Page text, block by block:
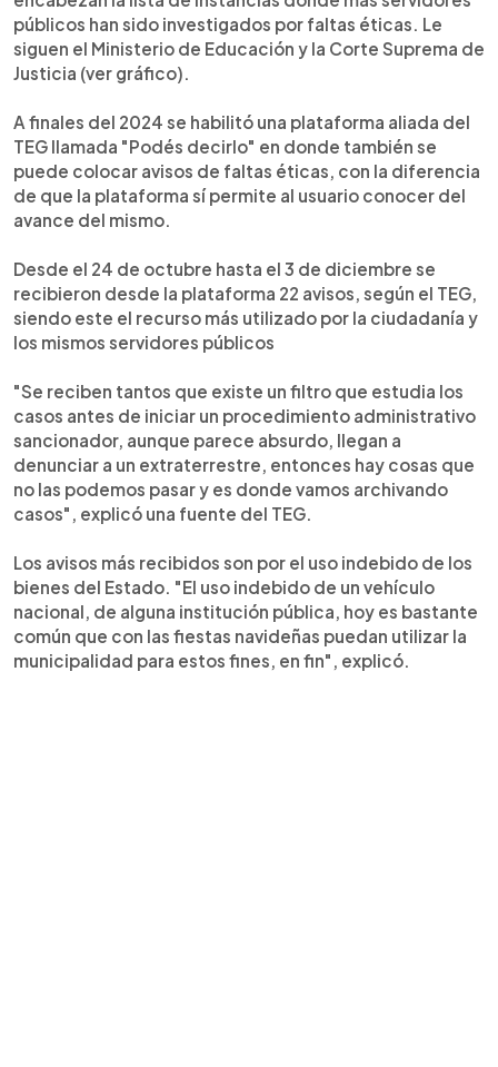
públicos han sido investigados por faltas éticas. Le
siguen el Ministerio de Educación y la Corte Suprema de
Justicia (ver gráfico).
A finales del 2024 se habilitó una plataforma aliada del
TEG llamada "Podés decirlo" en donde también se
puede colocar avisos de faltas éticas, con la diferencia
de que la plataforma sí permite al usuario conocer del
avance del mismo.
Desde el 24 de octubre hasta el 3 de diciembre se
recibieron desde la plataforma 22 avisos, según el TEG,
siendo este el recurso más utilizado por la ciudadanía y
los mismos servidores públicos
"Se reciben tantos que existe un filtro que estudia los
casos antes de iniciar un procedimiento administrativo
sancionador, aunque parece absurdo, llegan a
denunciar a un extraterrestre, entonces hay cosas que
no las podemos pasar y es donde vamos archivando
casos", explicó una fuente del TEG.
Los avisos más recibidos son por el uso indebido de los
bienes del Estado. "El uso indebido de un vehículo
nacional, de alguna institución pública, hoy es bastante
común que con las fiestas navideñas puedan utilizar la
municipalidad para estos fines, en fin", explicó.